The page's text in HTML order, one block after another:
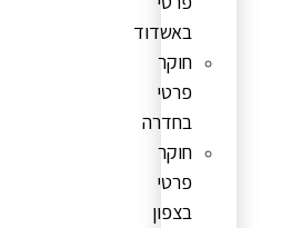
באשדוד
חוקר
פרטי
בחדרה
חוקר
פרטי
בצפון